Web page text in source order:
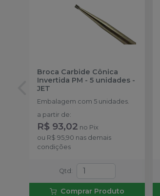
Broca Carbide Cônica
Invertida PM - 5 unidades -
JET
Embalagem com 5 unidades.
a partir de:
R$ 93,02 no Pix
ou R$ 95,90 nas demais
condições
Qtd :
Comprar Produto